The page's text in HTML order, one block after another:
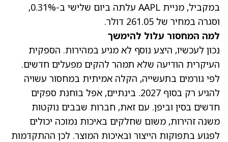
במקביל, מניית AAPL עלתה ביום שלישי ב-0.31%,
וסגרה במחיר של 261.05 דולר
.
למה המחסור עלול להימשך
נכון לעכשיו, היצע נוסף לא מגיע במהירות. הספקית
העיקרית הודיעה שלא תמהר להקים מפעלים חדשים.
לפי גורמים בתעשייה, הקלה אמיתית במחסור עשויה
להגיע רק בסוף 2027. בינתיים, אפל בוחנת ספקים
חדשים בסין וביפן. עם זאת, חברות שבבים נוקטות
משנה זהירות, משום שחלקים באיכות נמוכה יכולים
לפגוע בתפוקות הייצור ובאיכות המוצר. לכן ההתקדמות